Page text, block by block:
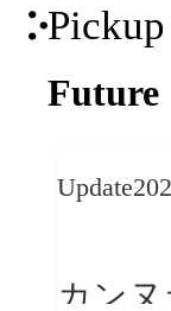
Future
Update
カン